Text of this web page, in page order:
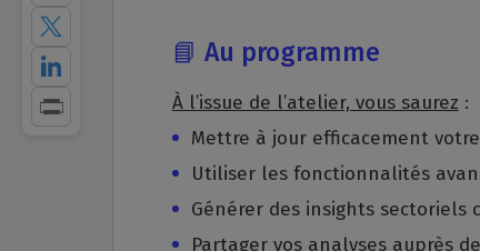
📘 Au programme
À l’issue de l’atelier, vous saurez :
Mettre à jour efficacement
Utiliser les fonctionnalités
Générer des insights sectoriels
Partager vos analyses auprès